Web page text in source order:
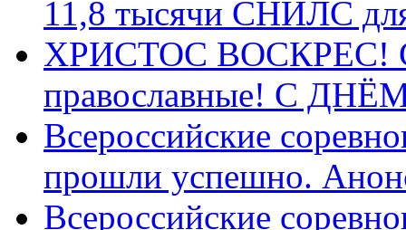
11,8 тысячи СНИЛС
ХРИСТОС ВОСКРЕС! С
православные! C
Всероссийские
прошли успешно.
Всероссийские